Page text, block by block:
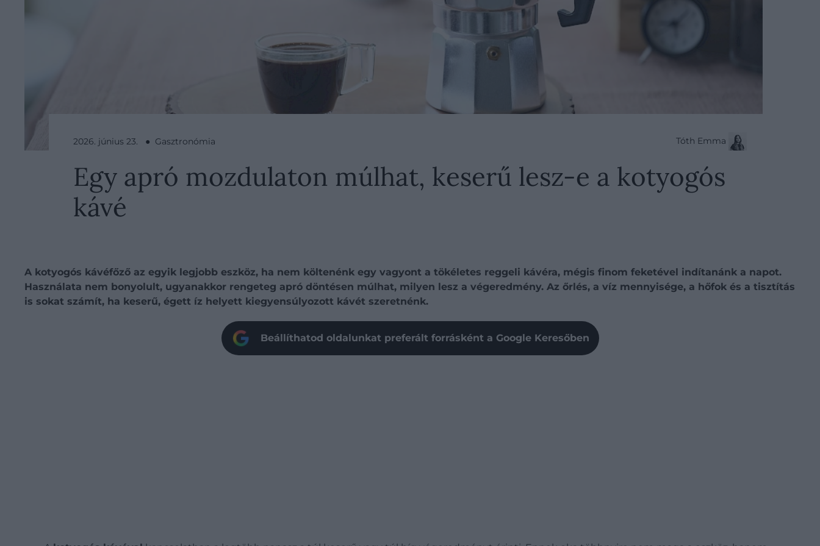
2026. június 23. ● Gasztronómia Tóth Emma
Egy apró mozdulaton múlhat, keserű lesz-e a kotyogós
kávé
A kotyogós kávéfőző az egyik legjobb eszköz, ha nem költenénk egy vagyont a tökéletes reggeli kávéra, mégis finom feketével indítanánk a napot.
Használata nem bonyolult, ugyanakkor rengeteg apró döntésen múlhat, milyen lesz a végeredmény. Az őrlés, a víz mennyisége, a hőfok és a tisztítás
is sokat számít, ha keserű, égett íz helyett kiegyensúlyozott kávét szeretnénk.
Beállíthatod oldalunkat preferált forrásként a Google Keresőben